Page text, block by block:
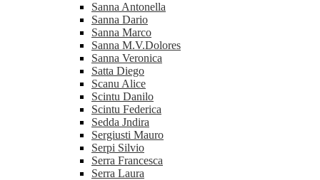
Sanna Antonella
Sanna Dario
Sanna Marco
Sanna M.V.Dolores
Sanna Veronica
Satta Diego
Scanu Alice
Scintu Danilo
Scintu Federica
Sedda Jndira
Sergiusti Mauro
Serpi Silvio
Serra Francesca
Serra Laura